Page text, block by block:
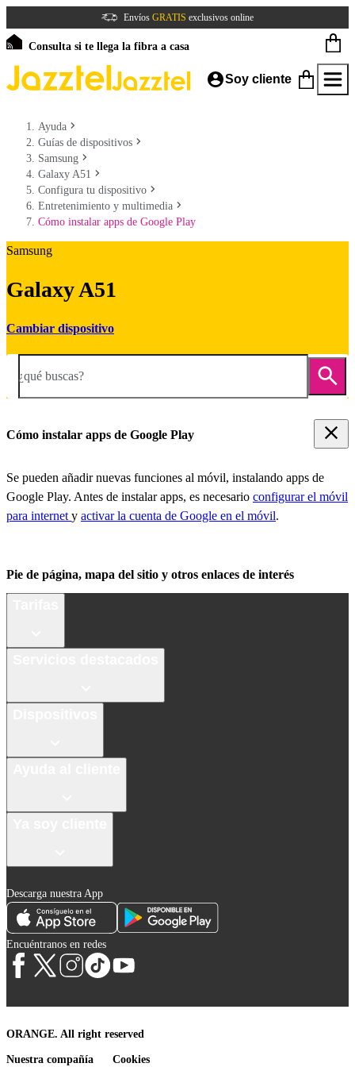
Envíos GRATIS exclusivos online
Consulta si te llega la fibra a casa
Soy cliente
Ayuda
Guías de dispositivos
Samsung
Galaxy A51
Configura tu dispositivo
Entretenimiento y multimedia
Cómo instalar apps de Google Play
Samsung
Galaxy A51
Cambiar dispositivo
¿qué buscas?
Cómo instalar apps de Google Play
Se pueden añadir nuevas funciones al móvil, instalando apps de
Google Play. Antes de instalar apps, es necesario configurar el móvil
para internet y activar la cuenta de Google en el móvil.
Pie de página, mapa del sitio y otros enlaces de interés
Descarga nuestra App
Encuéntranos en redes
ORANGE. All right reserved
Nuestra compañía Cookies